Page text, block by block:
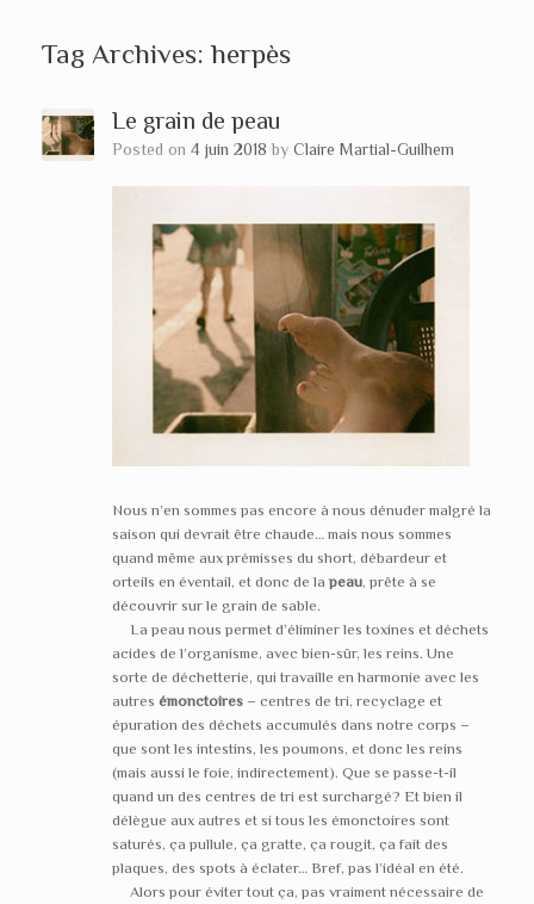
Tag Archives: herpès
Le grain de peau
Posted on 4 juin 2018 by Claire Martial-Guilhem
Nous n’en sommes pas encore à nous dénuder malgré la
saison qui devrait être chaude… mais nous sommes
quand même aux prémisses du short, débardeur et
orteils en éventail, et donc de lapeau, prête à se
découvrir sur le grain de sable.
La peau nous permet d’éliminer les toxines et déchets
acides de l’organisme, avec bien-sûr, les reins. Une
sorte de déchetterie, qui travaille en harmonie avec les
autres émonctoires– centres de tri, recyclage et
épuration des déchets accumulés dans notre corps –
que sont les intestins, les poumons, et donc les reins
(mais aussi le foie, indirectement). Que se passe-t-il
quand un des centres de tri est surchargé? Et bien il
délègue aux autres et si tous les émonctoires sont
saturés, ça pullule, ça gratte, ça rougit, ça fait des
plaques, des spots à éclater… Bref, pas l’idéal en été.
Alors pour éviter tout ça, pas vraiment nécessaire de